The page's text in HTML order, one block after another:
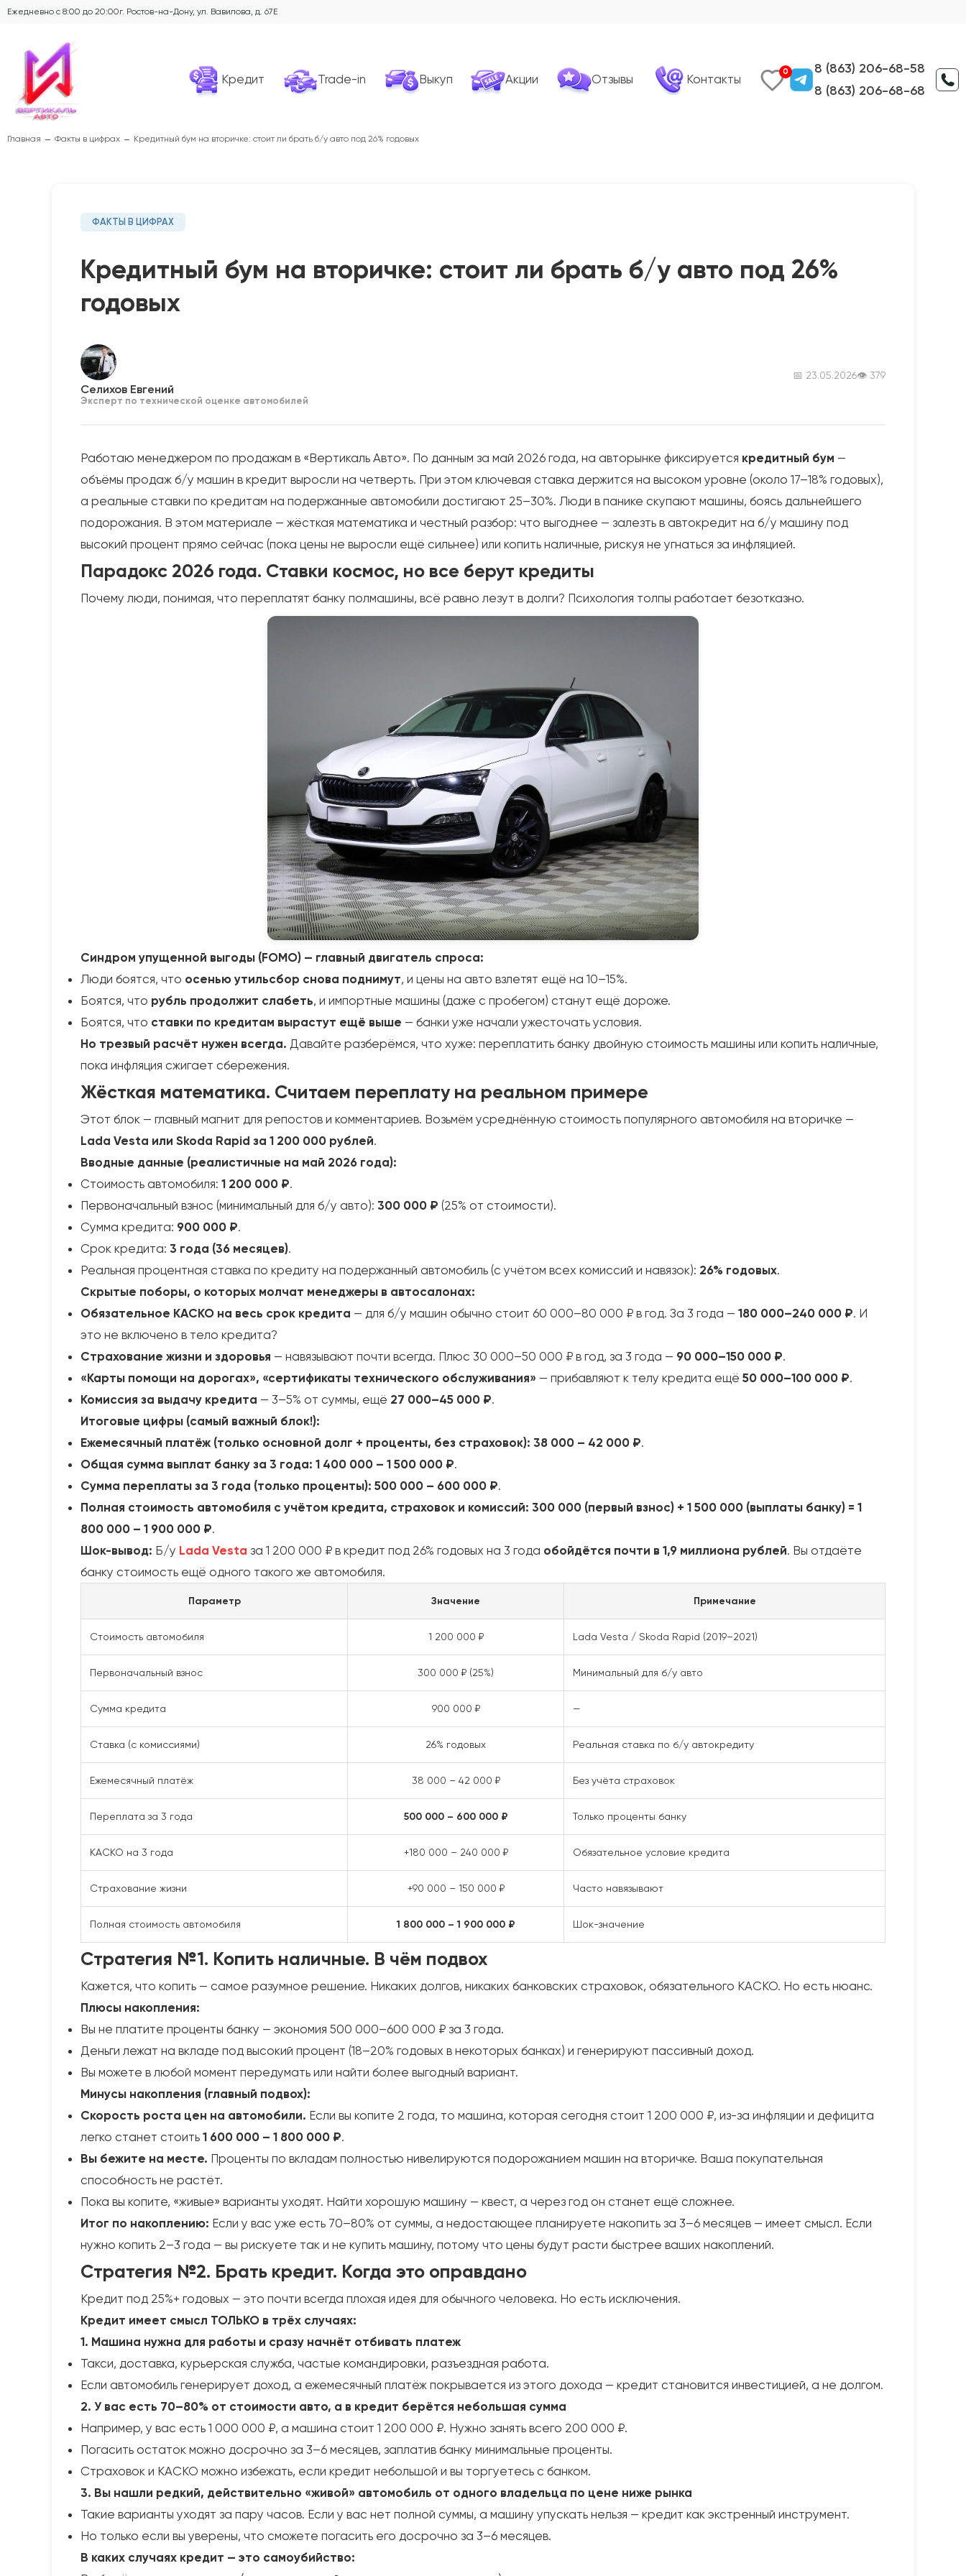
Ежедневно с 8:00 до 20:00г. Ростов-на-Дону, ул. Вавилова, д. 67Е
Кредит Trade-in Выкуп Акции Отзывы Контакты
0
8 (863) 206-68-58
8 (863) 206-68-68
Главная Факты в цифрах Кредитный бум на вторичке: стоит ли брать б/у авто под 26% годовых
ФАКТЫ В ЦИФРАХ
Кредитный бум на вторичке: стоит ли брать б/у авто под 26%
годовых
Селихов Евгений
Эксперт по технической оценке автомобилей
📅 23.05.2026👁 379
Работаю менеджером по продажам в «Вертикаль Авто». По данным за май 2026 года, на авторынке фиксируется кредитный бум —
объёмы продаж б/у машин в кредит выросли на четверть. При этом ключевая ставка держится на высоком уровне (около 17–18% годовых),
а реальные ставки по кредитам на подержанные автомобили достигают 25–30%. Люди в панике скупают машины, боясь дальнейшего
подорожания. В этом материале — жёсткая математика и честный разбор: что выгоднее — залезть в автокредит на б/у машину под
высокий процент прямо сейчас (пока цены не выросли ещё сильнее) или копить наличные, рискуя не угнаться за инфляцией.
Парадокс 2026 года. Ставки космос, но все берут кредиты
Почему люди, понимая, что переплатят банку полмашины, всё равно лезут в долги? Психология толпы работает безотказно.
Синдром упущенной выгоды (FOMO) — главный двигатель спроса:
Люди боятся, что осенью утильсбор снова поднимут, и цены на авто взлетят ещё на 10–15%.
Боятся, что рубль продолжит слабеть, и импортные машины (даже с пробегом) станут ещё дороже.
Боятся, что ставки по кредитам вырастут ещё выше — банки уже начали ужесточать условия.
Но трезвый расчёт нужен всегда. Давайте разберёмся, что хуже: переплатить банку двойную стоимость машины или копить наличные,
пока инфляция сжигает сбережения.
Жёсткая математика. Считаем переплату на реальном примере
Этот блок — главный магнит для репостов и комментариев. Возьмём усреднённую стоимость популярного автомобиля на вторичке —
Lada Vesta или Skoda Rapid за 1 200 000 рублей.
Вводные данные (реалистичные на май 2026 года):
Стоимость автомобиля: 1 200 000 ₽.
Первоначальный взнос (минимальный для б/у авто): 300 000 ₽ (25% от стоимости).
Сумма кредита: 900 000 ₽.
Срок кредита: 3 года (36 месяцев).
Реальная процентная ставка по кредиту на подержанный автомобиль (с учётом всех комиссий и навязок): 26% годовых.
Скрытые поборы, о которых молчат менеджеры в автосалонах:
Обязательное КАСКО на весь срок кредита — для б/у машин обычно стоит 60 000–80 000 ₽ в год. За 3 года — 180 000–240 000 ₽. И
это не включено в тело кредита?
Страхование жизни и здоровья — навязывают почти всегда. Плюс 30 000–50 000 ₽ в год, за 3 года — 90 000–150 000 ₽.
«Карты помощи на дорогах», «сертификаты технического обслуживания» — прибавляют к телу кредита ещё 50 000–100 000 ₽.
Комиссия за выдачу кредита — 3–5% от суммы, ещё 27 000–45 000 ₽.
Итоговые цифры (самый важный блок!):
Ежемесячный платёж (только основной долг + проценты, без страховок): 38 000 – 42 000 ₽.
Общая сумма выплат банку за 3 года: 1 400 000 – 1 500 000 ₽.
Сумма переплаты за 3 года (только проценты): 500 000 – 600 000 ₽.
Полная стоимость автомобиля с учётом кредита, страховок и комиссий: 300 000 (первый взнос) + 1 500 000 (выплаты банку) = 1
800 000 – 1 900 000 ₽.
Шок-вывод: Б/у Lada Vesta за 1 200 000 ₽ в кредит под 26% годовых на 3 года обойдётся почти в 1,9 миллиона рублей. Вы отдаёте
банку стоимость ещё одного такого же автомобиля.
Параметр Значение Примечание
Стоимость автомобиля 1 200 000 ₽ Lada Vesta / Skoda Rapid (2019–2021)
Первоначальный взнос 300 000 ₽ (25%) Минимальный для б/у авто
Сумма кредита 900 000 ₽ —
Ставка (с комиссиями) 26% годовых Реальная ставка по б/у автокредиту
Ежемесячный платёж 38 000 – 42 000 ₽ Без учёта страховок
Переплата за 3 года 500 000 – 600 000 ₽ Только проценты банку
КАСКО на 3 года +180 000 – 240 000 ₽ Обязательное условие кредита
Страхование жизни +90 000 – 150 000 ₽ Часто навязывают
Полная стоимость автомобиля 1 800 000 – 1 900 000 ₽ Шок-значение
Стратегия №1. Копить наличные. В чём подвох
Кажется, что копить — самое разумное решение. Никаких долгов, никаких банковских страховок, обязательного КАСКО. Но есть нюанс.
Плюсы накопления:
Вы не платите проценты банку — экономия 500 000–600 000 ₽ за 3 года.
Деньги лежат на вкладе под высокий процент (18–20% годовых в некоторых банках) и генерируют пассивный доход.
Вы можете в любой момент передумать или найти более выгодный вариант.
Минусы накопления (главный подвох):
Скорость роста цен на автомобили. Если вы копите 2 года, то машина, которая сегодня стоит 1 200 000 ₽, из-за инфляции и дефицита
легко станет стоить 1 600 000 – 1 800 000 ₽.
Вы бежите на месте. Проценты по вкладам полностью нивелируются подорожанием машин на вторичке. Ваша покупательная
способность не растёт.
Пока вы копите, «живые» варианты уходят. Найти хорошую машину — квест, а через год он станет ещё сложнее.
Итог по накоплению: Если у вас уже есть 70–80% от суммы, а недостающее планируете накопить за 3–6 месяцев — имеет смысл. Если
нужно копить 2–3 года — вы рискуете так и не купить машину, потому что цены будут расти быстрее ваших накоплений.
Стратегия №2. Брать кредит. Когда это оправдано
Кредит под 25%+ годовых — это почти всегда плохая идея для обычного человека. Но есть исключения.
Кредит имеет смысл ТОЛЬКО в трёх случаях:
1. Машина нужна для работы и сразу начнёт отбивать платеж
Такси, доставка, курьерская служба, частые командировки, разъездная работа.
Если автомобиль генерирует доход, а ежемесячный платёж покрывается из этого дохода — кредит становится инвестицией, а не долгом.
2. У вас есть 70–80% от стоимости авто, а в кредит берётся небольшая сумма
Например, у вас есть 1 000 000 ₽, а машина стоит 1 200 000 ₽. Нужно занять всего 200 000 ₽.
Погасить остаток можно досрочно за 3–6 месяцев, заплатив банку минимальные проценты.
Страховок и КАСКО можно избежать, если кредит небольшой и вы торгуетесь с банком.
3. Вы нашли редкий, действительно «живой» автомобиль от одного владельца по цене ниже рынка
Такие варианты уходят за пару часов. Если у вас нет полной суммы, а машину упускать нельзя — кредит как экстренный инструмент.
Но только если вы уверены, что сможете погасить его досрочно за 3–6 месяцев.
В каких случаях кредит — это самоубийство: